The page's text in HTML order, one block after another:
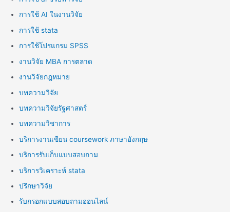
การใช้ AI ในงานวิจัย
การใช้ stata
การใช้โปรแกรม SPSS
งานวิจัย MBA การตลาด
งานวิจัยกฎหมาย
บทความวิจัย
บทความวิจัยรัฐศาสตร์
บทความวิชาการ
บริการงานเขียน coursework ภาษาอังกฤษ
บริการรับเก็บแบบสอบถาม
บริการวิเคราะห์ stata
ปรึกษาวิจัย
รับกรอกแบบสอบถามออนไลน์